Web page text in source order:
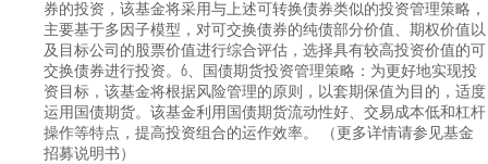
券的投资，该基金将采用与上述可转换债券类似的投资管理策略，
主要基于多因子模型，对可交换债券的纯债部分价值、期权价值以
及目标公司的股票价值进行综合评估，选择具有较高投资价值的可
交换债券进行投资。6、国债期货投资管理策略：为更好地实现投
资目标，该基金将根据风险管理的原则，以套期保值为目的，适度
运用国债期货。该基金利用国债期货流动性好、交易成本低和杠杆
操作等特点，提高投资组合的运作效率。 （更多详情请参见基金
招募说明书）